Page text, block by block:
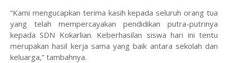
‎“Kami mengucapkan terima kasih kepada seluruh orang tua
yang telah mempercayakan pendidikan putra-putrinya
kepada SDN Kokarlian. Keberhasilan siswa hari ini tentu
merupakan hasil kerja sama yang baik antara sekolah dan
keluarga,” tambahnya.